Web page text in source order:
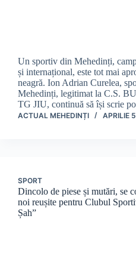
Un sportiv din Mehedinți,
și internațional, este tot mai
neagră. Ion Adrian Curelea,
Mehedinți, legitimat la C.S.
TG JIU, continuă să își scrie
ACTUAL MEHEDINȚI APRILIE
SPORT
Dincolo de piese și mutări, se
noi reușite pentru Clubul
Șah”